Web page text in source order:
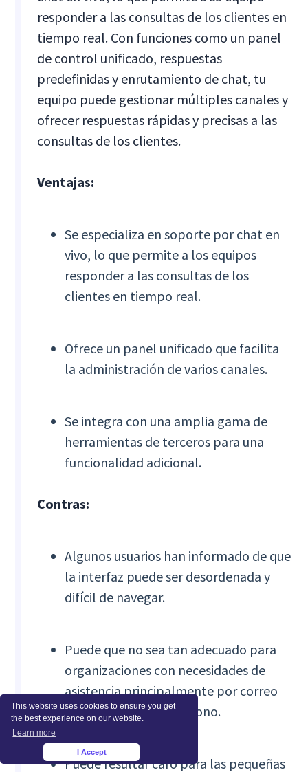
This website uses cookies to ensure you get
the best experience on our website.
Learn more
I Accept
responder a las consultas de los clientes en
tiempo real. Con funciones como un panel
de control unificado, respuestas
predefinidas y enrutamiento de chat, tu
equipo puede gestionar múltiples canales y
ofrecer respuestas rápidas y precisas a las
consultas de los clientes.
Ventajas:
Se especializa en soporte por chat en
vivo, lo que permite a los equipos
responder a las consultas de los
clientes en tiempo real.
Ofrece un panel unificado que facilita
la administración de varios canales.
Se integra con una amplia gama de
herramientas de terceros para una
funcionalidad adicional.
Contras:
Algunos usuarios han informado de que
la interfaz puede ser desordenada y
difícil de navegar.
Puede que no sea tan adecuado para
organizaciones con necesidades de
asistencia principalmente por correo
electrónico o por teléfono.
Puede resultar caro para las pequeñas